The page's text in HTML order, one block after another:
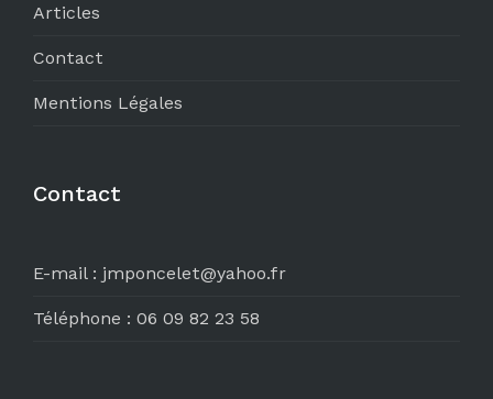
Articles
Contact
Mentions Légales
Contact
E-mail : jmponcelet@yahoo.fr
Téléphone : 06 09 82 23 58